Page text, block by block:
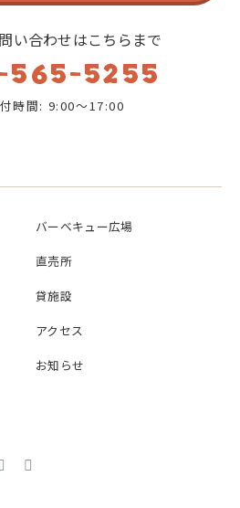
い合わせはこちらまで
565-5255
時間: 9:00～17:00
バーベキュー広場
直売所
貸施設
アクセス
お知らせ